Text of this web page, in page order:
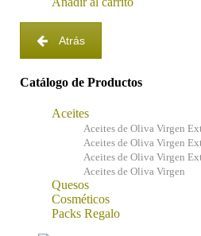
Atrás
Catálogo de Productos
Aceites
Aceites de Oliva Virgen
Aceites de Oliva Virgen
Aceites de Oliva Virgen
Aceites de Oliva Virgen
Quesos
Cosméticos
Packs Regalo